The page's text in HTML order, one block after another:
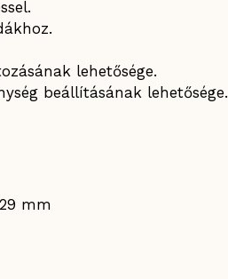
lehetősége.
beállításának lehetősége.
mm